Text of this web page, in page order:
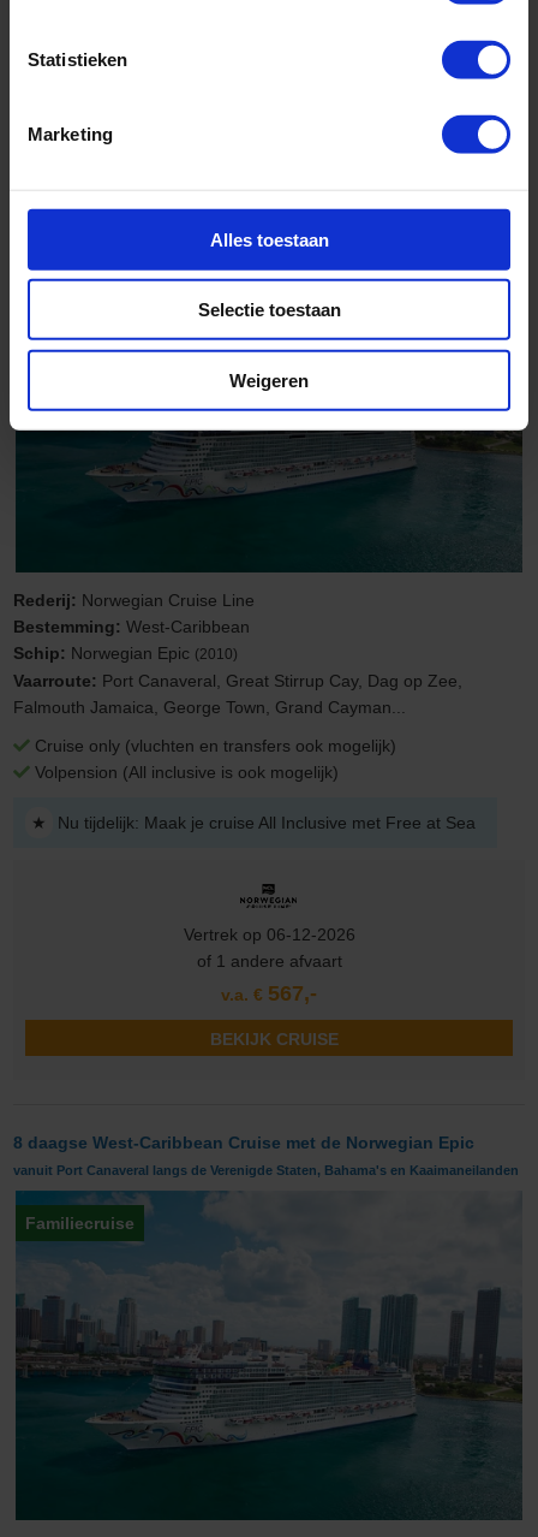
Statistieken
Marketing
Alles toestaan
Selectie toestaan
Weigeren
Familiecruise
Rederij: Norwegian Cruise Line
Bestemming:West-Caribbean
Schip: Norwegian Epic (2010)
Vaarroute: Port Canaveral, Great Stirrup Cay, Dag op Zee,
Falmouth Jamaica, George Town, Grand Cayman...
Cruise only (vluchten en transfers ook mogelijk)
Volpension (All inclusive is ook mogelijk)
★ Nu tijdelijk: Maak je cruise All Inclusive met Free at Sea
Vertrek op 06-12-2026
of 1 andere afvaart
v.a. € 567,-
BEKIJK CRUISE
8 daagse West-Caribbean Cruise met de Norwegian Epic
vanuit Port Canaveral langs de Verenigde Staten, Bahama's en Kaaimaneilanden
Familiecruise